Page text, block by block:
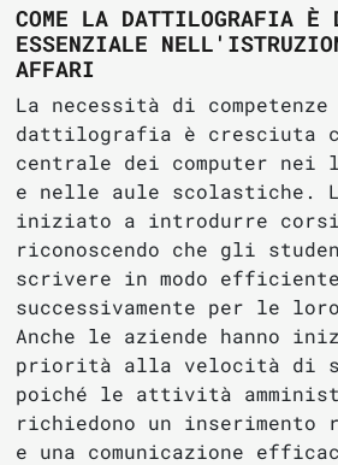
COME LA DATTILOGRAFIA È
ESSENZIALE
AFFARI
La necessità di
dattilografia è cresciuta
centrale dei computer nei
e nelle aule scolastiche.
iniziato a introdurre
riconoscendo che gli
scrivere in modo
successivamente per le
Anche le aziende hanno
priorità alla velocità di
poiché le attività
richiedono un inserimento
e una comunicazione